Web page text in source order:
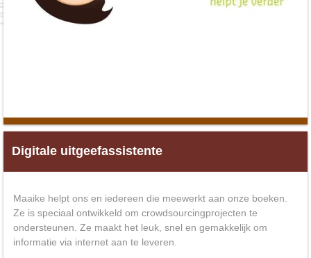
Digitale uitgeefassistente
Maaike helpt ons en iedereen die meewerkt aan onze boeken.
Ze is speciaal ontwikkeld om crowdsourcingprojecten te
ondersteunen. Ze maakt het leuk, snel en gemakkelijk om
informatie via internet aan te leveren.